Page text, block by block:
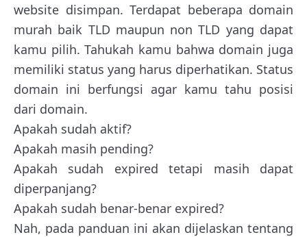
website disimpan. Terdapat beberapa domain
murah baik TLD maupun non TLD yang dapat
kamu pilih. Tahukah kamu bahwa domain juga
memiliki status yang harus diperhatikan. Status
domain ini berfungsi agar kamu tahu posisi
dari domain.
Apakah sudah aktif?
Apakah masih pending?
Apakah sudah expired tetapi masih dapat
diperpanjang?
Apakah sudah benar-benar expired?
Nah, pada panduan ini akan dijelaskan tentang